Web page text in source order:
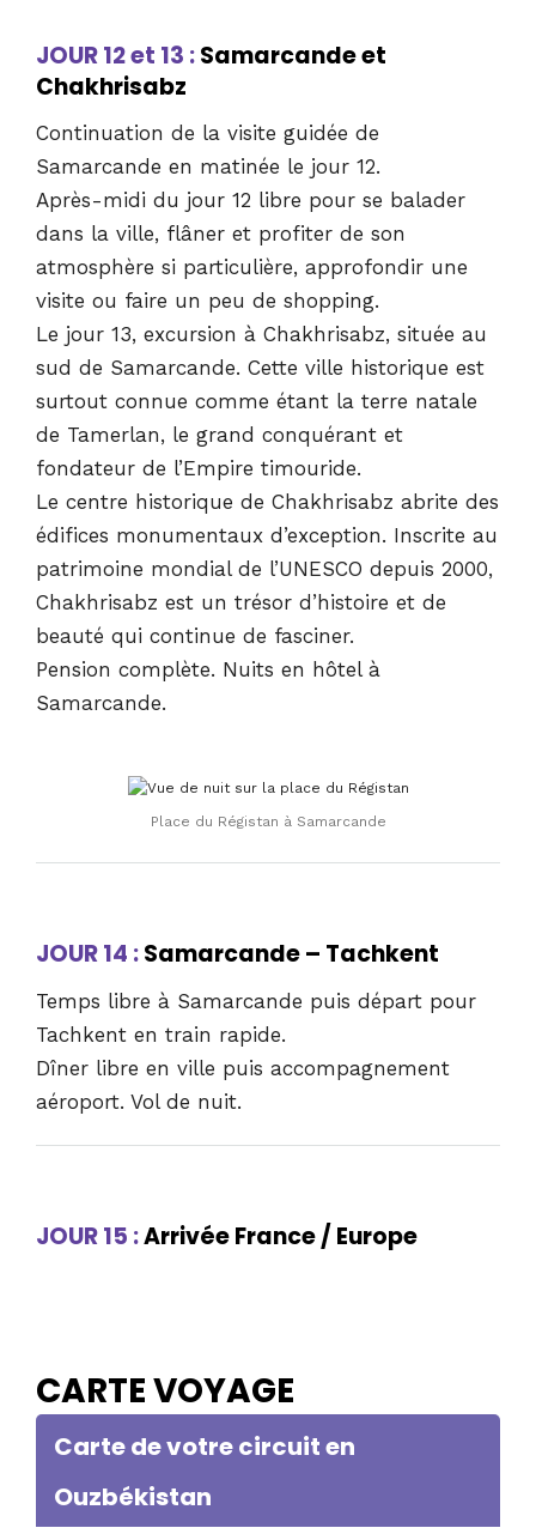
JOUR 12 et 13 :Samarcande et
Chakhrisabz
Continuation de la visite guidée de
Samarcande en matinée le jour 12.
Après-midi du jour 12 libre pour se balader
dans la ville, flâner et profiter de son
atmosphère si particulière, approfondir une
visite ou faire un peu de shopping.
Le jour 13, excursion à Chakhrisabz, située au
sud de Samarcande. Cette ville historique est
surtout connue comme étant la terre natale
de Tamerlan, le grand conquérant et
fondateur de l’Empire timouride.
Le centre historique de Chakhrisabz abrite des
édifices monumentaux d’exception. Inscrite au
patrimoine mondial de l’UNESCO depuis 2000,
Chakhrisabz est un trésor d’histoire et de
beauté qui continue de fasciner.
Pension complète. Nuits en hôtel à
Samarcande.
Place du Régistan à Samarcande
JOUR 14 :Samarcande – Tachkent
Temps libre à Samarcande puis départ pour
Tachkent en train rapide.
Dîner libre en ville puis accompagnement
aéroport. Vol de nuit.
JOUR 15 :Arrivée France / Europe
CARTE VOYAGE
Carte de votre circuit en
Ouzbékistan